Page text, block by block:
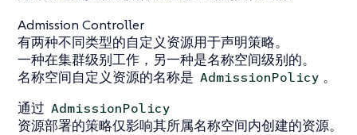
Admission Controller
有两种不同类型的自定义资源用于声明策略。
一种在集群级别工作，另一种是名称空间级别的。
名称空间自定义资源的名称是 AdmissionPolicy 。
通过 AdmissionPolicy
资源部署的策略仅影响其所属名称空间内创建的资源。